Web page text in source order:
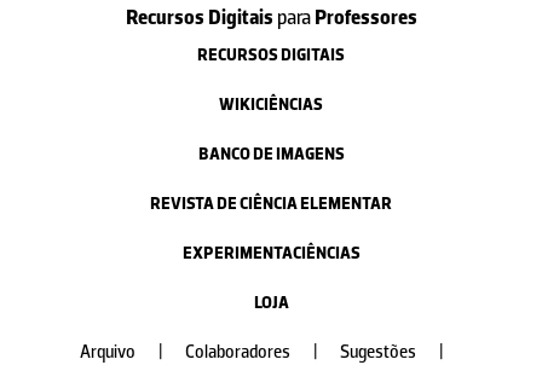
Recursos Digitais paraProfessores
RECURSOS DIGITAIS
WIKICIÊNCIAS
BANCO DE IMAGENS
REVISTA DE CIÊNCIA ELEMENTAR
EXPERIMENTACIÊNCIAS
LOJA
Arquivo Colaboradores Sugestões